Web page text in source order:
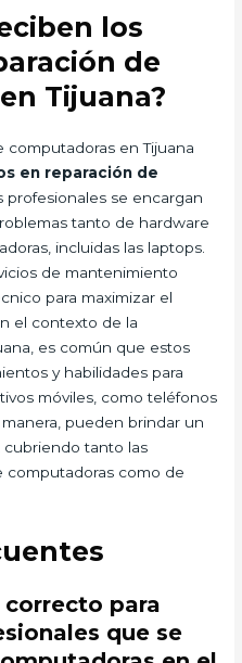
los
de
Tijuana?
computadoras en Tijuana
en reparación de
profesionales se encargan
tanto de hardware
incluidas las laptops.
de mantenimiento
para maximizar el
el contexto de la
es común que estos
y habilidades para
móviles, como teléfonos
pueden brindar un
cubriendo tanto las
computadoras como de
correcto para
que se